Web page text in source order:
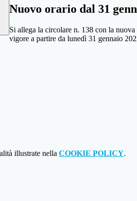
Nuovo orario dal 31
Si allega la circolare n. 138 con la
vigore a partire da lunedì 31 gennaio
illustrate nella COOKIE POLICY.